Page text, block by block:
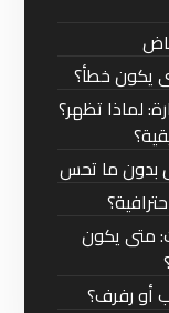
يكون خطأ؟
لماذا تظهر؟
بدون ما تحس
متى يكون
أو رفرف؟